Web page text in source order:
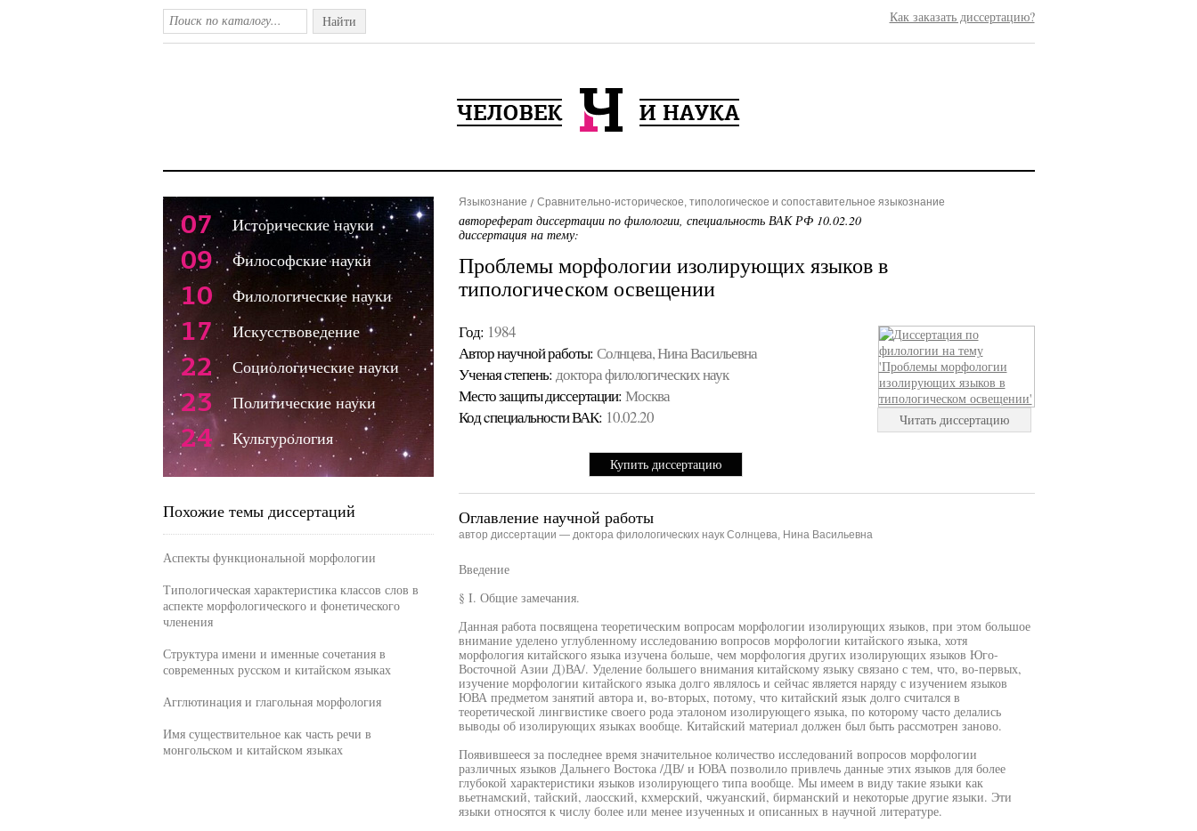
Найти Как заказать диссертацию?
Языкознание Сравнительно-историческое, типологическое и сопоставительное языкознание
автореферат диссертации по филологии, специальность ВАК РФ 10.02.20
диссертация на тему:
Проблемы морфологии изолирующих языков в
типологическом освещении
Год: 1984
Автор научной работы: Солнцева, Нина Васильевна
Ученая cтепень: доктора филологических наук
Место защиты диссертации: Москва
Код cпециальности ВАК: 10.02.20
Купить диссертацию
Читать диссертацию
Оглавление научной работы
автор диссертации — доктора филологических наук Солнцева, Нина Васильевна
Введение
§ I. Общие замечания.
Данная работа посвящена теоретическим вопросам морфологии изолирующих языков, при этом большое
внимание уделено углубленному исследованию вопросов морфологии китайского языка, хотя
морфология китайского языка изучена больше, чем морфология других изолирующих языков Юго-
Восточной Азии Д)ВА/. Уделение большего внимания китайскому языку связано с тем, что, во-первых,
изучение морфологии китайского языка долго являлось и сейчас является наряду с изучением языков
ЮВА предметом занятий автора и, во-вторых, потому, что китайский язык долго считался в
теоретической лингвистике своего рода эталоном изолирующего языка, по которому часто делались
выводы об изолирующих языках вообще. Китайский материал должен был быть рассмотрен заново.
Появившееся за последнее время значительное количество исследований вопросов морфологии
различных языков Дальнего Востока /ДВ/ и ЮВА позволило привлечь данные этих языков для более
глубокой характеристики языков изолирующего типа вообще. Мы имеем в виду такие языки как
вьетнамский, тайский, лаосский, кхмерский, чжуанский, бирманский и некоторые другие языки. Эти
языки относятся к числу более или менее изученных и описанных в научной литературе.
07 Исторические науки
09 Философские науки
10 Филологические науки
17 Искусствоведение
22 Социологические науки
23 Политические науки
24 Культурология
Похожие темы диссертаций
Аспекты функциональной морфологии
Типологическая характеристика классов слов в
аспекте морфологического и фонетического
членения
Структура имени и именные сочетания в
современных русском и китайском языках
Агглютинация и глагольная морфология
Имя существительное как часть речи в
монгольском и китайском языках